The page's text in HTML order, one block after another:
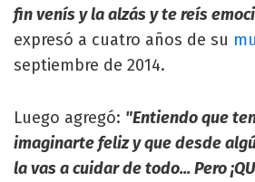
fin venís y la alzás y te reís
expresó a cuatro años de su
septiembre de 2014.
Luego agregó: "Entiendo que
imaginarte feliz y que desde
la vas a cuidar de todo... Pero